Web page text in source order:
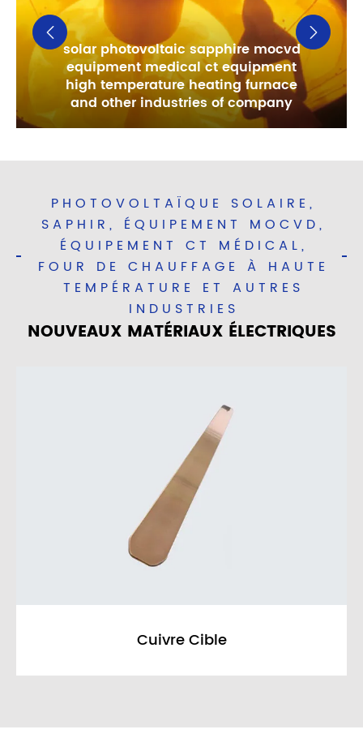
solar photovoltaic sapphire mocvd
equipment medical ct equipment
high temperature heating furnace
and other industries of company
 
PHOTOVOLTAÏQUE SOLAIRE,
SAPHIR, ÉQUIPEMENT MOCVD,
ÉQUIPEMENT CT MÉDICAL,
FOUR DE CHAUFFAGE À HAUTE
TEMPÉRATURE ET AUTRES
INDUSTRIES
NOUVEAUX MATÉRIAUX ÉLECTRIQUES
Cible de tungstène